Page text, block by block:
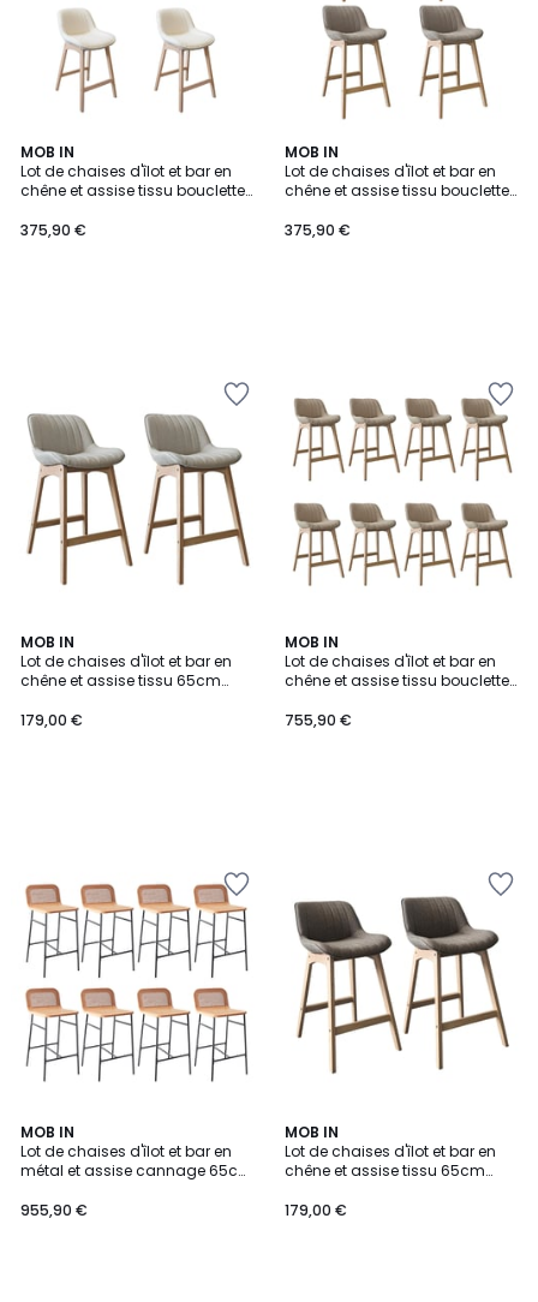
MOB IN
Lot de chaises d'îlot et bar en
chêne et assise tissu bouclette
375,90 €
MOB IN
Lot de chaises d'îlot et bar en
chêne et assise tissu bouclette
375,90 €
MOB IN
Lot de chaises d'îlot et bar en
chêne et assise tissu 65cm
179,00 €
MOB IN
Lot de chaises d'îlot et bar en
chêne et assise tissu bouclette
755,90 €
MOB IN
Lot de chaises d'îlot et bar en
métal et assise cannage 65cm
955,90 €
MOB IN
Lot de chaises d'îlot et bar en
chêne et assise tissu 65cm
179,00 €